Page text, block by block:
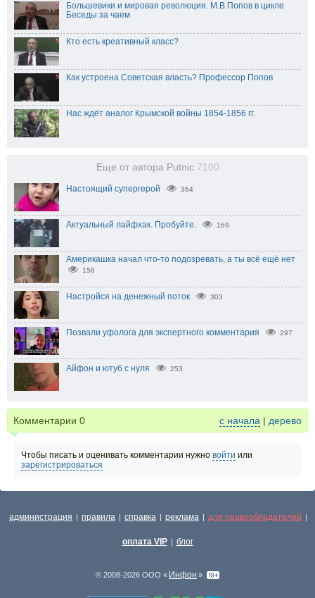
Большевики и мировая революция. М.В.Попов в цикле
Беседы за чаем
Кто есть креативный класс?
Как устроена Советская власть? Профессор Попов
Нас ждёт аналог Крымской войны 1854-1856 гг.
Еще от автора Putnic 7100
Настоящий супергерой 364
Актуальный лайфхак. Пробуйте. 169
Америкашка начал что-то подозревать, а ты всё ещё нет
158
Настройся на денежный поток 303
Позвали уфолога для экспертного комментария 297
Айфон и ютуб с нуля 253
Комментарии 0 с начала | дерево
Чтобы писать и оценивать комментарии нужно войти или
зарегистрироваться
администрация | правила | справка | реклама | для правообладателей |
оплата VIP | блог
© 2008-2026 ООО « Инфон »